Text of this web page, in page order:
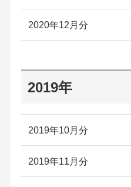
2020年12月分
2019年
2019年10月分
2019年11月分